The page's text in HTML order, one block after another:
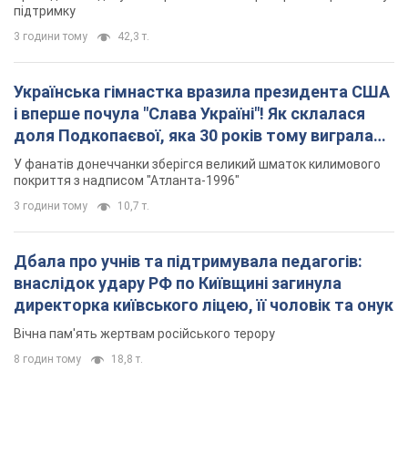
внаслідок удару РФ по Київщині загинула
директорка київського ліцею, її чоловік та онук
8 годин тому 18,8 т.